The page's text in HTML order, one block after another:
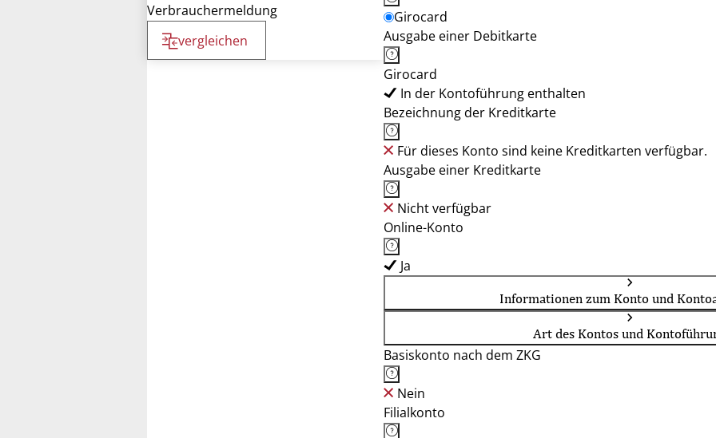
Verbrauchermeldung
vergleichen
Girocard
Ausgabe einer Debitkarte
Girocard
In der Kontoführung enthalten
Bezeichnung der Kreditkarte
Für dieses Konto sind keine Kreditkarten verfügbar.
Ausgabe einer Kreditkarte
Nicht verfügbar
Online-Konto
Ja
Informationen zum Konto und
Art des Kontos und
Basiskonto nach dem ZKG
Nein
Filialkonto